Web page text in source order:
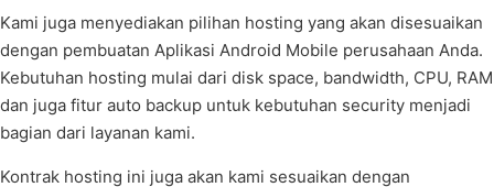
Kami juga menyediakan pilihan hosting yang akan disesuaikan
dengan pembuatan Aplikasi Android Mobile perusahaan Anda.
Kebutuhan hosting mulai dari disk space, bandwidth, CPU, RAM
dan juga fitur auto backup untuk kebutuhan security menjadi
bagian dari layanan kami.
Kontrak hosting ini juga akan kami sesuaikan dengan